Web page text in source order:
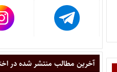
آخرین مطالب منتشر شده در